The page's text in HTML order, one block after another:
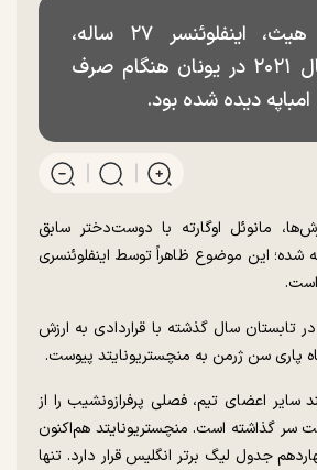
جورجیا می هیث، اینفلوئنسر ۲۷ ساله،
پیش‌تر در سال ۲۰۲۱ در یونان هنگام صرف
دیده شده بود.
مانوئل اوگارته با دوست‌دختر سابق
شده؛ این موضوع ظاهراً توسط اینفلوئنسری
در تابستان سال گذشته با قراردادی به ارزش
همانند سایر اعضای تیم، فصلی پرفرازونشیب را از
سر گذاشته است. منچستریونایتد هم‌اکنون
چهاردهم جدول لیگ برتر انگلیس قرار دارد. تنها